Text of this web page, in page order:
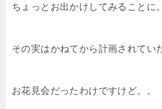
ちょっとお出かけしてみることに。
その実はかねてから計画されてい
お花見会だったわけですけど。。